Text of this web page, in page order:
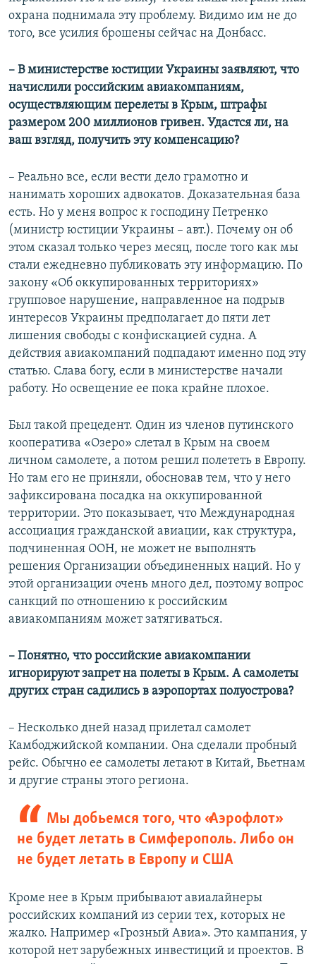
охрана поднимала эту проблему. Видимо им не до
того, все усилия брошены сейчас на Донбасс.
– В министерстве юстиции Украины заявляют, что
начислили российским авиакомпаниям,
осуществляющим перелеты в Крым, штрафы
размером 200 миллионов гривен. Удастся ли, на
ваш взгляд, получить эту компенсацию?
– Реально все, если вести дело грамотно и
нанимать хороших адвокатов. Доказательная база
есть. Но у меня вопрос к господину Петренко
(министр юстиции Украины – авт.). Почему он об
этом сказал только через месяц, после того как мы
стали ежедневно публиковать эту информацию. По
закону «Об оккупированных территориях»
групповое нарушение, направленное на подрыв
интересов Украины предполагает до пяти лет
лишения свободы с конфискацией судна. А
действия авиакомпаний подпадают именно под эту
статью. Слава богу, если в министерстве начали
работу. Но освещение ее пока крайне плохое.
Был такой прецедент. Один из членов путинского
кооператива «Озеро» слетал в Крым на своем
личном самолете, а потом решил полететь в Европу.
Но там его не приняли, обосновав тем, что у него
зафиксирована посадка на оккупированной
территории. Это показывает, что Международная
ассоциация гражданской авиации, как структура,
подчиненная ООН, не может не выполнять
решения Организации объединенных наций. Но у
этой организации очень много дел, поэтому вопрос
санкций по отношению к российским
авиакомпаниям может затягиваться.
– Понятно, что российские авиакомпании
игнорируют запрет на полеты в Крым. А самолеты
других стран садились в аэропортах полуострова?
– Несколько дней назад прилетал самолет
Камбоджийской компании. Она сделали пробный
рейс. Обычно ее самолеты летают в Китай, Вьетнам
и другие страны этого региона.
Мы добьемся того, что «Аэрофлот»
не будет летать в Симферополь. Либо он
не будет летать в Европу и США
Кроме нее в Крым прибывают авиалайнеры
российских компаний из серии тех, которых не
жалко. Например «Грозный Авиа». Это кампания, у
которой нет зарубежных инвестиций и проектов. В